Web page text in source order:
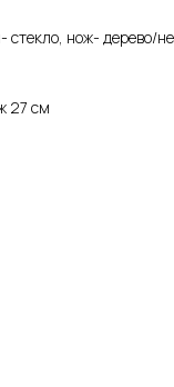
стекло, нож- дерево/
27 см